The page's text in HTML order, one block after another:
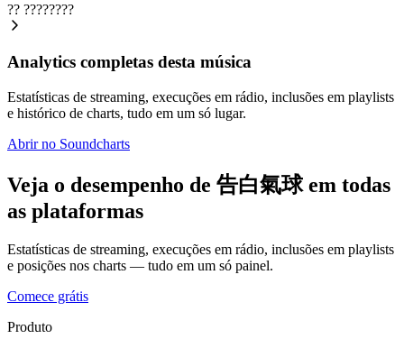
?? ????????
Analytics completas desta música
Estatísticas de streaming, execuções em rádio, inclusões em playlists
e histórico de charts, tudo em um só lugar.
Abrir no Soundcharts
Veja o desempenho de 告白氣球 em todas
as plataformas
Estatísticas de streaming, execuções em rádio, inclusões em playlists
e posições nos charts — tudo em um só painel.
Comece grátis
Produto